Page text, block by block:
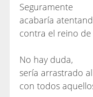
Seguramente
acabaría
contra el reino de
No hay duda,
sería arrastrado
con todos